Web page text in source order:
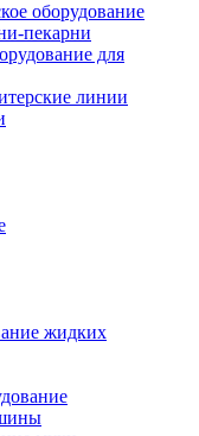
оборудование
пекарни
для
линии
жидких